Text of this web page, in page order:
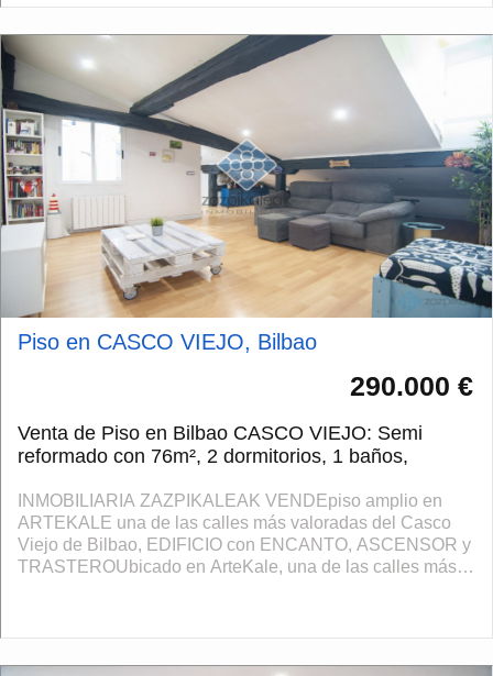
Piso en CASCO VIEJO, Bilbao
290.000 €
Venta de Piso en Bilbao CASCO VIEJO: Semi
reformado con 76m², 2 dormitorios, 1 baños,
INMOBILIARIA ZAZPIKALEAK VENDEpiso amplio en
ARTEKALE una de las calles más valoradas del Casco
Viejo de Bilbao, EDIFICIO con ENCANTO, ASCENSOR y
TRASTEROUbicado en ArteKale, una de las calles más